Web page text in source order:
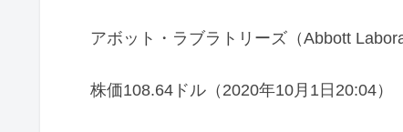
アボット・ラブラトリーズ（Abbott
株価108.64ドル（2020年10月1日20:04）